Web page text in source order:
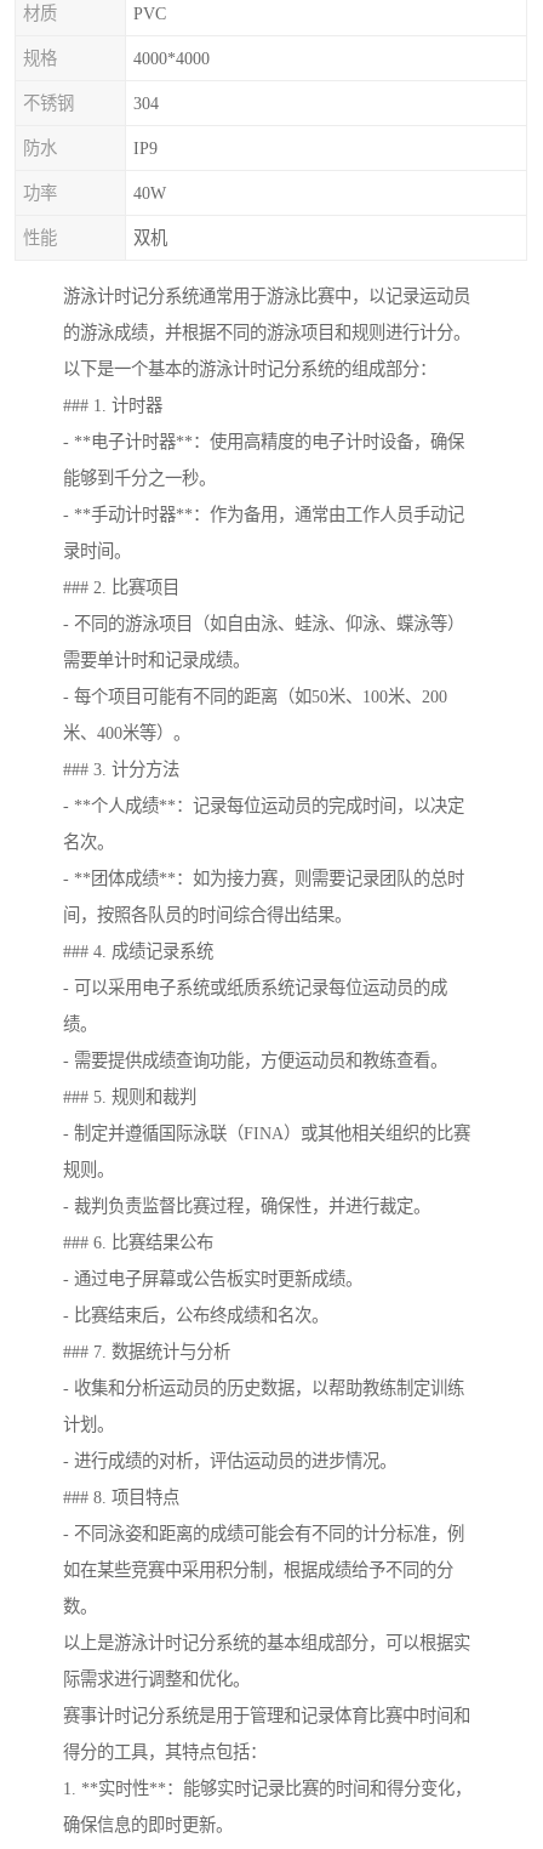
材质 PVC
规格 4000*4000
不锈钢 304
防水 IP9
功率 40W
性能 双机
游泳计时记分系统通常用于游泳比赛中，以记录运动员
的游泳成绩，并根据不同的游泳项目和规则进行计分。
以下是一个基本的游泳计时记分系统的组成部分：
### 1. 计时器
- **电子计时器**：使用高精度的电子计时设备，确保
能够到千分之一秒。
- **手动计时器**：作为备用，通常由工作人员手动记
录时间。
### 2. 比赛项目
- 不同的游泳项目（如自由泳、蛙泳、仰泳、蝶泳等）
需要单计时和记录成绩。
- 每个项目可能有不同的距离（如50米、100米、200
米、400米等）。
### 3. 计分方法
- **个人成绩**：记录每位运动员的完成时间，以决定
名次。
- **团体成绩**：如为接力赛，则需要记录团队的总时
间，按照各队员的时间综合得出结果。
### 4. 成绩记录系统
- 可以采用电子系统或纸质系统记录每位运动员的成
绩。
- 需要提供成绩查询功能，方便运动员和教练查看。
### 5. 规则和裁判
- 制定并遵循国际泳联（FINA）或其他相关组织的比赛
规则。
- 裁判负责监督比赛过程，确保性，并进行裁定。
### 6. 比赛结果公布
- 通过电子屏幕或公告板实时更新成绩。
- 比赛结束后，公布终成绩和名次。
### 7. 数据统计与分析
- 收集和分析运动员的历史数据，以帮助教练制定训练
计划。
- 进行成绩的对析，评估运动员的进步情况。
### 8. 项目特点
- 不同泳姿和距离的成绩可能会有不同的计分标准，例
如在某些竞赛中采用积分制，根据成绩给予不同的分
数。
以上是游泳计时记分系统的基本组成部分，可以根据实
际需求进行调整和优化。
赛事计时记分系统是用于管理和记录体育比赛中时间和
得分的工具，其特点包括：
1. **实时性**：能够实时记录比赛的时间和得分变化，
确保信息的即时更新。